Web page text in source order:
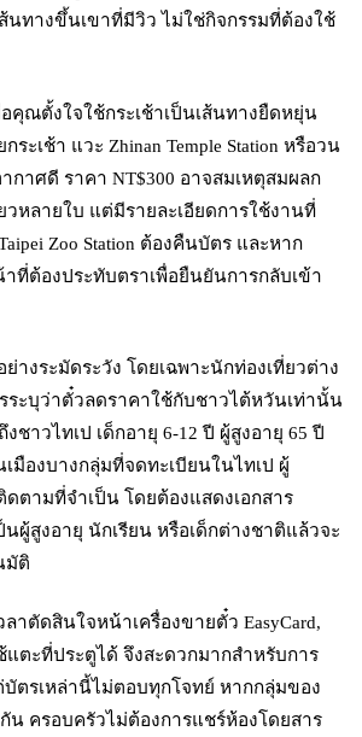
นทางขึ้นเขาที่มีวิว ไม่ใช่กิจกรรมที่ต้องใช้
คุณตั้งใจใช้กระเช้าเป็นเส้นทางยืดหยุ่น
ะเช้า แวะ Zhinan Temple Station หรือวน
าศดี ราคา NT$300 อาจสมเหตุสมผลก
วหลายใบ แต่มีรายละเอียดการใช้งานที่
Zoo Station ต้องคืนบัตร และหาก
าที่ต้องประทับตราเพื่อยืนยันการกลับเข้า
างระมัดระวัง โดยเฉพาะนักท่องเที่ยวต่าง
ระบุว่าตั๋วลดราคาใช้กับชาวไต้หวันเท่านั้น
ชาวไทเป เด็กอายุ 6-12 ปี ผู้สูงอายุ 65 ปี
มืองบางกลุ่มที่จดทะเบียนในไทเป ผู้
ดตามที่จำเป็น โดยต้องแสดงเอกสาร
ผู้สูงอายุ นักเรียน หรือเด็กต่างชาติแล้วจะ
มัติ
ลาตัดสินใจหน้าเครื่องขายตั๋ว EasyCard,
ช้แตะที่ประตูได้ จึงสะดวกมากสำหรับการ
บัตรเหล่านี้ไม่ตอบทุกโจทย์ หากกลุ่มของ
ครอบครัวไม่ต้องการแชร์ห้องโดยสาร